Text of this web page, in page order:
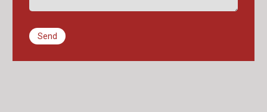
Send